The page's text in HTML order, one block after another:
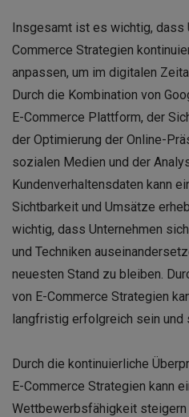
Insgesamt ist es wichtig, dass
Commerce Strategien
anpassen, um im digitalen
Durch die Kombination von
E-Commerce Plattform, der
der Optimierung der Online-
sozialen Medien und der
Kundenverhaltensdaten kann
Sichtbarkeit und Umsätze
wichtig, dass Unternehmen
und Techniken
neuesten Stand zu bleiben.
von E-Commerce Strategien
langfristig erfolgreich sein
Durch die kontinuierliche
E-Commerce Strategien kann
Wettbewerbsfähigkeit